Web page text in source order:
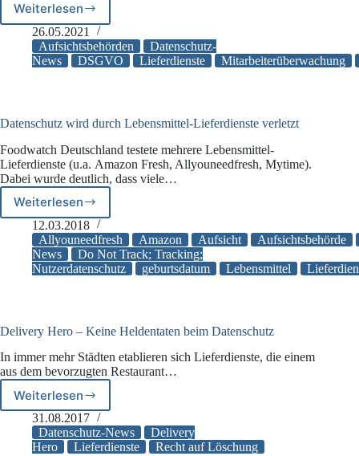
WeiterlesenLieferando
droht
Bußgeld
in
26.05.2021
Aufsichtsbehörden
Datenschutz-
News
DSGVO Lieferdienste Mitarbeiterüberwachung
Datenschutz wird durch Lebensmittel-Lieferdienste verletzt
Foodwatch Deutschland testete mehrere Lebensmittel-
Lieferdienste (u.a. Amazon Fresh, Allyouneedfresh, Mytime).
Dabei wurde deutlich, dass viele…
WeiterlesenDatenschutz
wird
durch
Lebensmittel-
Lieferdienste
12.03.2018
Allyouneedfresh
Amazon Aufsicht
Aufsichtsbehörde
News
Do Not Track; Tracking;
Nutzerdatenschutz
geburtsdatum Lebensmittel
Delivery Hero – Keine Heldentaten beim Datenschutz
In immer mehr Städten etablieren sich Lieferdienste, die einem
aus dem bevorzugten Restaurant…
Weiterlesen
Delivery
Hero
–
Keine
31.08.2017
Datenschutz-News
Delivery
Hero
Lieferdienste Recht auf Löschung